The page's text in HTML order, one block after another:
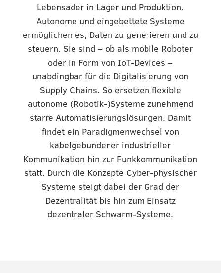
Lebensader in Lager und Produktion.
Autonome und eingebettete Systeme
ermöglichen es, Daten zu generieren und zu
steuern. Sie sind – ob als mobile Roboter
oder in Form von IoT-Devices –
unabdingbar für die Digitalisierung von
Supply Chains. So ersetzen flexible
autonome (Robotik-)Systeme zunehmend
starre Automatisierungslösungen. Damit
findet ein Paradigmenwechsel von
kabelgebundener industrieller
Kommunikation hin zur Funkkommunikation
statt. Durch die Konzepte Cyber-physischer
Systeme steigt dabei der Grad der
Dezentralität bis hin zum Einsatz
dezentraler Schwarm-Systeme.